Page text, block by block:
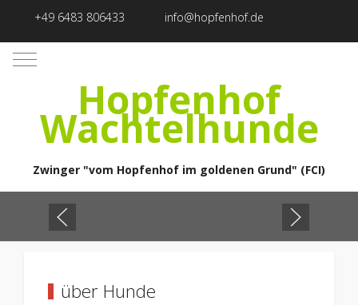
+49 6483 806433 info@hopfenhof.de
Mobile Menu Toggle
Hopfenhof
Wachtelhunde
Zwinger "vom Hopfenhof im goldenen Grund" (FCI)
über Hunde